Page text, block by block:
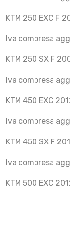
KTM 250 EXC F
Iva compresa
KTM 250 SX F
Iva compresa
KTM 450 EXC
Iva compresa
KTM 450 SX F
Iva compresa
KTM 500 EXC